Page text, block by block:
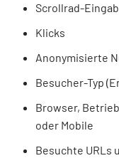
Scrollrad-
Klicks
Anonymisierte
Besucher-Typ
Browser,
oder Mobile
Besuchte URLs